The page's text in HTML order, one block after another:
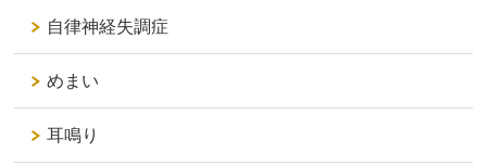
自律神経失調症
めまい
耳鳴り